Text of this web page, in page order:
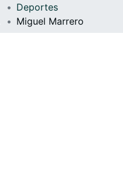
Statistics
Deportes
Miguel Marrero